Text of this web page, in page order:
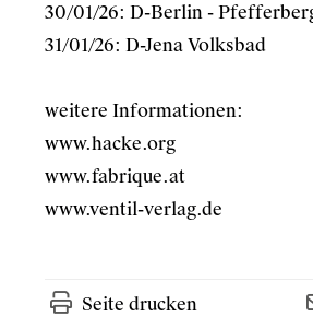
30/01/26: D-Berlin -
31/01/26: D-Jena Volksbad
weitere Informationen:
www.hacke.org
www.fabrique.at
www.ventil-verlag.de
Seite drucken